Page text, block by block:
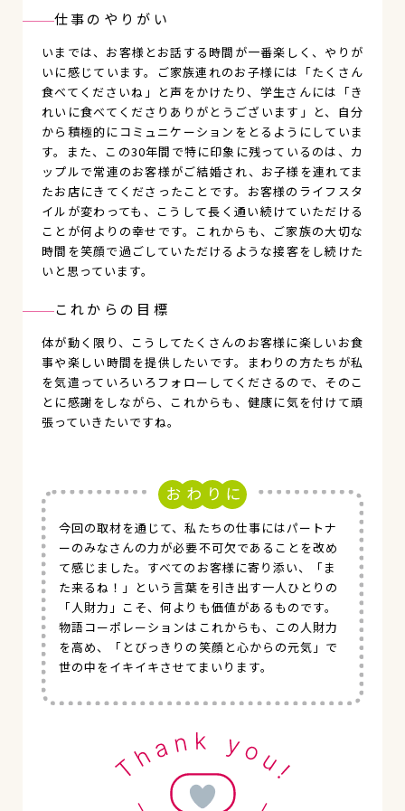
仕事のやりがい
いまでは、お客様とお話する時間が一番楽しく、やりが
いに感じています。ご家族連れのお子様には「たくさん
食べてくださいね」と声をかけたり、学生さんには「き
れいに食べてくださりありがとうございます」と、自分
から積極的にコミュニケーションをとるようにしていま
す。また、この30年間で特に印象に残っているのは、カ
ップルで常連のお客様がご結婚され、お子様を連れてま
たお店にきてくださったことです。お客様のライフスタ
イルが変わっても、こうして長く通い続けていただける
ことが何よりの幸せです。これからも、ご家族の大切な
時間を笑顔で過ごしていただけるような接客をし続けた
いと思っています。
これからの目標
体が動く限り、こうしてたくさんのお客様に楽しいお食
事や楽しい時間を提供したいです。まわりの方たちが私
を気遣っていろいろフォローしてくださるので、そのこ
とに感謝をしながら、これからも、健康に気を付けて頑
張っていきたいですね。
今回の取材を通じて、私たちの仕事にはパートナ
ーのみなさんの力が必要不可欠であることを改め
て感じました。すべてのお客様に寄り添い、「ま
た来るね！」という言葉を引き出す一人ひとりの
「人財力」こそ、何よりも価値があるものです。
物語コーポレーションはこれからも、この人財力
を高め、「とびっきりの笑顔と心からの元気」で
世の中をイキイキさせてまいります。